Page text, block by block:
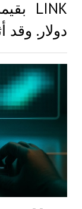
دولار. وقد